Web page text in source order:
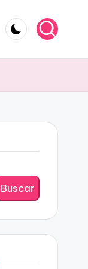
Buscar